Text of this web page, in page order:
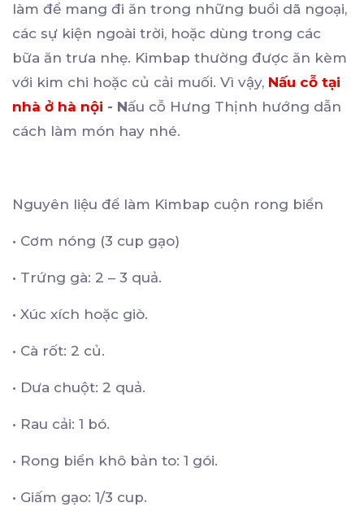
làm để mang đi ăn trong những buổi dã ngoại,
các sự kiện ngoài trời, hoặc dùng trong các
bữa ăn trưa nhẹ. Kimbap thường được ăn kèm
với kim chi hoặc củ cải muối. Vì vậy, Nấu cỗ tại
nhà ở hà nội - Nấu cỗ Hưng Thịnh hướng dẫn
cách làm món hay nhé.
Nguyên liệu để làm Kimbap cuộn rong biển
• Cơm nóng (3 cup gạo)
• Trứng gà: 2 – 3 quả.
• Xúc xích hoặc giò.
• Cà rốt: 2 củ.
• Dưa chuột: 2 quả.
• Rau cải: 1 bó.
• Rong biển khô bản to: 1 gói.
• Giấm gạo: 1/3 cup.